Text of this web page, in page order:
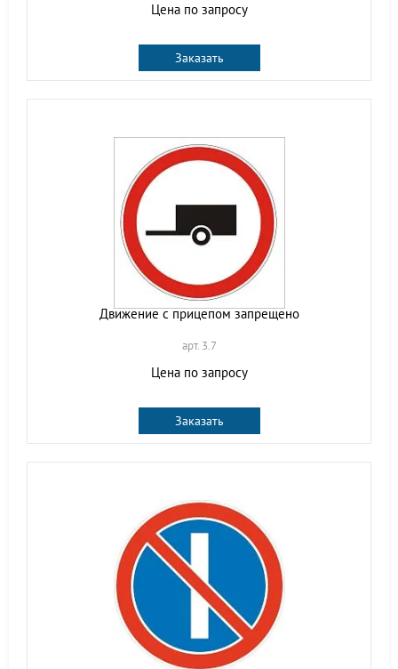
Цена по запросу
Заказать
Движение с прицепом запрещено
арт. 3.7
Цена по запросу
Заказать